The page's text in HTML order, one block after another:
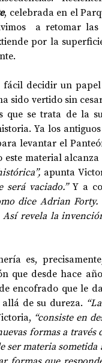
ANTROPOLOGÍA
, celebrada en el
a retomar
por la
fácil decidir un
sido vertido sin
que se trata de la
Ya los
levantar el
material alcanza
apunta
vaciado.” Y a
dice Adrian
revela la
es,
que desde hace
encofrado que le
de su dureza.
“consiste en
formas a través
ser materia